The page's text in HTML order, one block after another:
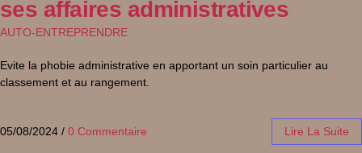
ses affaires administratives
AUTO-ENTREPRENDRE
Evite la phobie administrative en apportant un soin particulier au
classement et au rangement.
05/08/2024 / 0 Commentaire Lire La Suite